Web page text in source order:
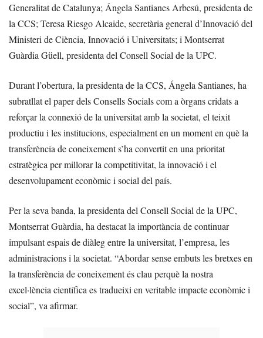
Generalitat de Catalunya; Ángela Santianes Arbesú, presidenta de
la CCS; Teresa Riesgo Alcaide, secretària general d’Innovació del
Ministeri de Ciència, Innovació i Universitats; i Montserrat
Guàrdia Güell, presidenta del Consell Social de la UPC.
Durant l’obertura, la presidenta de la CCS, Ángela Santianes, ha
subratllat el paper dels Consells Socials com a òrgans cridats a
reforçar la connexió de la universitat amb la societat, el teixit
productiu i les institucions, especialment en un moment en què la
transferència de coneixement s’ha convertit en una prioritat
estratègica per millorar la competitivitat, la innovació i el
desenvolupament econòmic i social del país.
Per la seva banda, la presidenta del Consell Social de la UPC,
Montserrat Guàrdia, ha destacat la importància de continuar
impulsant espais de diàleg entre la universitat, l’empresa, les
administracions i la societat. “Abordar sense embuts les bretxes en
la transferència de coneixement és clau perquè la nostra
excel·lència científica es tradueixi en veritable impacte econòmic i
social”, va afirmar.